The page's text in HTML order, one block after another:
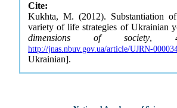
Cite:
Kukhta, M. (2012). Substantiation
variety of life strategies of Ukrainian
dimensions of society, 4,
http://jnas.nbuv.gov.ua/article/UJRN-
Ukrainian].